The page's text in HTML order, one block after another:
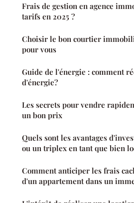
Frais de gestion en agence
tarifs en 2025 ?
Choisir le bon courtier
pour vous
Guide de l'énergie : comment
d'énergie?
Les secrets pour vendre
un bon prix
Quels sont les avantages
ou un triplex en tant que bien
Comment anticiper les frais
d'un appartement dans un